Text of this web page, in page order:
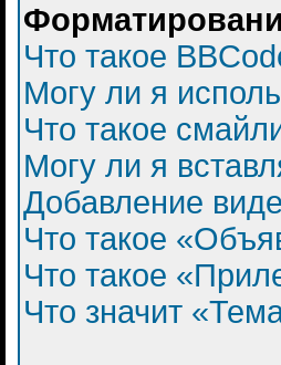
Что такое
Могу ли я
Что такое
Могу ли я
Добавление
Что такое
Что такое
Что значит